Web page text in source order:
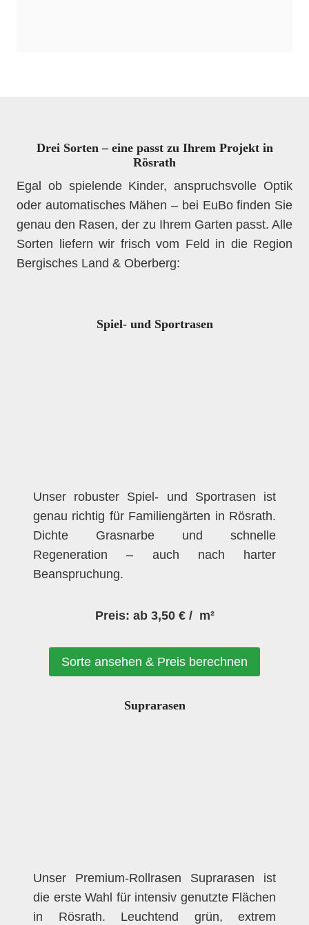
Drei Sorten – eine passt zu Ihrem Projekt in
Rösrath
Egal ob spielende Kinder, anspruchsvolle Optik
oder automatisches Mähen – bei EuBo finden Sie
genau den Rasen, der zu Ihrem Garten passt. Alle
Sorten liefern wir frisch vom Feld in die Region
Bergisches Land & Oberberg:
Spiel- und Sportrasen
Unser robuster Spiel- und Sportrasen ist
genau richtig für Familiengärten in Rösrath.
Dichte Grasnarbe und schnelle
Regeneration – auch nach harter
Beanspruchung.
Preis: ab 3,50 € / m²
Sorte ansehen & Preis berechnen
Suprarasen
Unser Premium-Rollrasen Suprarasen ist
die erste Wahl für intensiv genutzte Flächen
in Rösrath. Leuchtend grün, extrem